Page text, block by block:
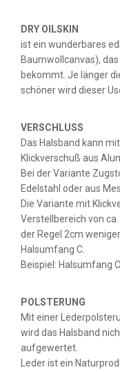
DRY OILSKIN
ist ein wunderbares
Baumwollcanvas),
bekommt. Je länger
schöner wird dieser
VERSCHLUSS
Das Halsband kann
Klickverschuß aus
Bei der Variante
Edelstahl oder aus
Die Variante mit
Verstellbereich von
der Regel 2cm
Halsumfang C.
Beispiel: Halsumfang
POLSTERUNG
Mit einer
wird das Halsband
aufgewertet.
Leder ist ein